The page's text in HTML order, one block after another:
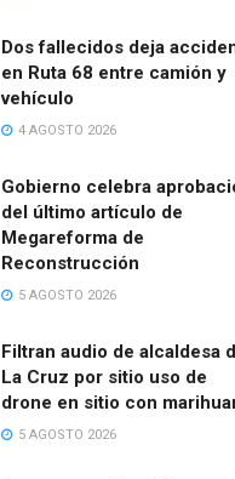
Dos fallecidos deja
en Ruta 68 entre camión y
vehículo
4 AGOSTO 2026
Gobierno celebra
del último artículo de
Megareforma de
Reconstrucción
5 AGOSTO 2026
Filtran audio de alcaldesa
La Cruz por sitio uso de
drone en sitio con
5 AGOSTO 2026